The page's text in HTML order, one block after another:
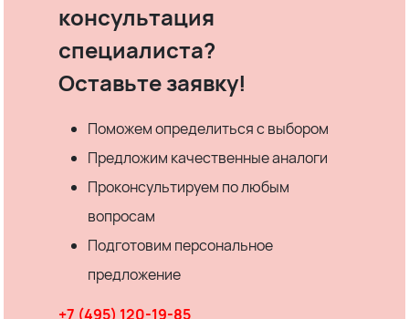
консультация
специалиста?
Оставьте заявку!
Поможем определиться с выбором
Предложим качественные аналоги
Проконсультируем по любым
вопросам
Подготовим персональное
предложение
+7 (495) 120-19-85